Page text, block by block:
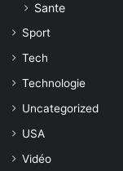
Sante
Sport
Tech
Technologie
Uncategorized
USA
Vidéo